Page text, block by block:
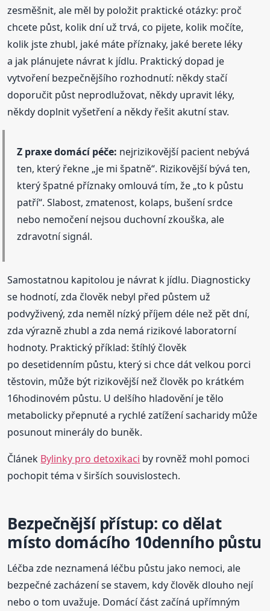
zesměšnit, ale měl by položit praktické otázky: proč
chcete půst, kolik dní už trvá, co pijete, kolik močíte,
kolik jste zhubl, jaké máte příznaky, jaké berete léky
a jak plánujete návrat k jídlu. Praktický dopad je
vytvoření bezpečnějšího rozhodnutí: někdy stačí
doporučit půst neprodlužovat, někdy upravit léky,
někdy doplnit vyšetření a někdy řešit akutní stav.
Z praxe domácí péče: nejrizikovější pacient nebývá
ten, který řekne „je mi špatně“. Rizikovější bývá ten,
který špatné příznaky omlouvá tím, že „to k půstu
patří“. Slabost, zmatenost, kolaps, bušení srdce
nebo nemočení nejsou duchovní zkouška, ale
zdravotní signál.
Samostatnou kapitolou je návrat k jídlu. Diagnosticky
se hodnotí, zda člověk nebyl před půstem už
podvyživený, zda neměl nízký příjem déle než pět dní,
zda výrazně zhubl a zda nemá rizikové laboratorní
hodnoty. Praktický příklad: štíhlý člověk
po desetidenním půstu, který si chce dát velkou porci
těstovin, může být rizikovější než člověk po krátkém
16hodinovém půstu. U delšího hladovění je tělo
metabolicky přepnuté a rychlé zatížení sacharidy může
posunout minerály do buněk.
Článek Bylinky pro detoxikaci by rovněž mohl pomoci
pochopit téma v širších souvislostech.
Bezpečnější přístup: co dělat
místo domácího 10denního půstu
Léčba zde neznamená léčbu půstu jako nemoci, ale
bezpečné zacházení se stavem, kdy člověk dlouho nejí
nebo o tom uvažuje. Domácí část začíná upřímným